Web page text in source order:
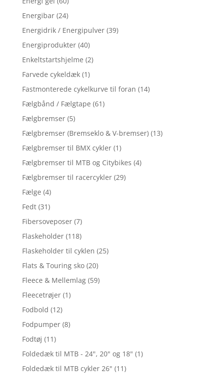
Energibar (24)
Energidrik / Energipulver (39)
Energiprodukter (40)
Enkeltstartshjelme (2)
Farvede cykeldæk (1)
Fastmonterede cykelkurve til foran (14)
Fælgbånd / Fælgtape (61)
Fælgbremser (5)
Fælgbremser (Bremseklo & V-bremser) (13)
Fælgbremser til BMX cykler (1)
Fælgbremser til MTB og Citybikes (4)
Fælgbremser til racercykler (29)
Fælge (4)
Fedt (31)
Fibersoveposer (7)
Flaskeholder (118)
Flaskeholder til cyklen (25)
Flats & Touring sko (20)
Fleece & Mellemlag (59)
Fleecetrøjer (1)
Fodbold (12)
Fodpumper (8)
Fodtøj (11)
Foldedæk til MTB - 24", 20" og 18" (1)
Foldedæk til MTB cykler 26" (11)